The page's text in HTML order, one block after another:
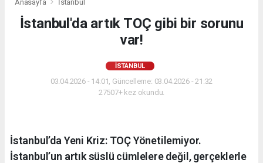
Anasayfa İstanbul
İstanbul'da artık TOÇ gibi bir sorunu
var!
İSTANBUL
03.04.2026 - 14:01, Güncelleme: 03.04.2026 - 21:32
27507+ kez okundu.
İstanbul’da Yeni Kriz: TOÇ Yönetilemiyor.
İstanbul’un artık süslü cümlelere değil, gerçeklerle